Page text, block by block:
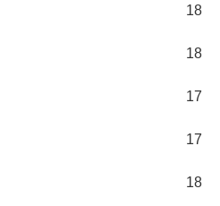
18
18
17
17
18